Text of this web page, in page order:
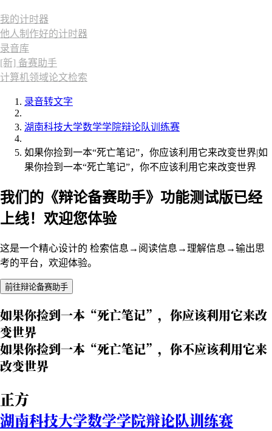
我的计时器
他人制作好的计时器
录音库
[新] 备赛助手
计算机领域论文检索
录音转文字
湖南科技大学数学学院辩论队训练赛
如果你捡到一本“死亡笔记”，你应该利用它来改变世界|如
果你捡到一本“死亡笔记”，你不应该利用它来改变世界
我们的《辩论备赛助手》功能测试版已经
上线！欢迎您体验
这是一个精心设计的 检索信息→阅读信息→理解信息→输出思
考的平台，欢迎体验。
前往辩论备赛助手
如果你捡到一本“死亡笔记”，你应该利用它来改
变世界
如果你捡到一本“死亡笔记”，你不应该利用它来
改变世界
正方
湖南科技大学数学学院辩论队训练赛